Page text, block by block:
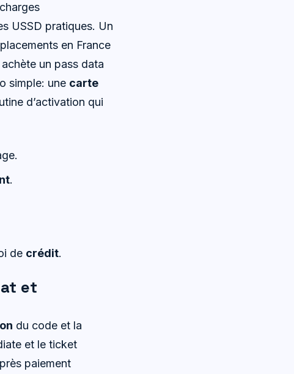
USSD pratiques. Un
en France
un pass data
simple: une carte
d’activation qui
.
de crédit.
et
du code et la
et le ticket
paiement